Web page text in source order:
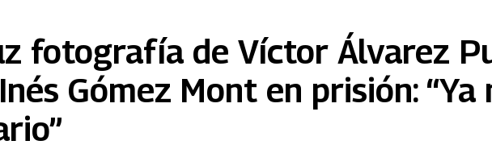
fotografía de Víctor Álvarez
Gómez Mont en prisión: “Ya